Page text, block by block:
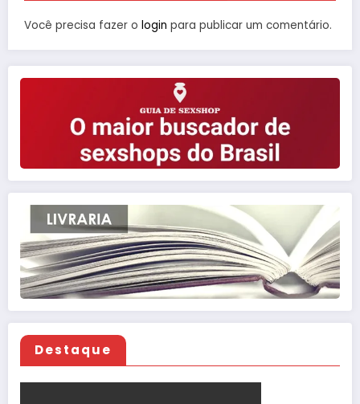
Você precisa fazer o login para publicar um comentário.
Destaque